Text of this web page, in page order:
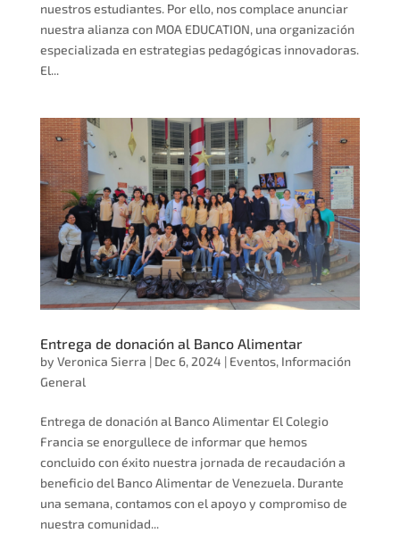
nuestros estudiantes. Por ello, nos complace anunciar
nuestra alianza con MOA EDUCATION, una organización
especializada en estrategias pedagógicas innovadoras.
El...
Entrega de donación al Banco Alimentar
by Veronica Sierra | Dec 6, 2024 | Eventos, Información
General
Entrega de donación al Banco Alimentar El Colegio
Francia se enorgullece de informar que hemos
concluido con éxito nuestra jornada de recaudación a
beneficio del Banco Alimentar de Venezuela. Durante
una semana, contamos con el apoyo y compromiso de
nuestra comunidad...